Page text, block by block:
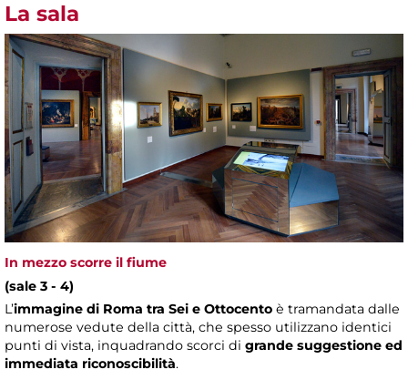
La sala
In mezzo scorre il fiume
(sale 3 - 4)
L’immagine di Roma tra Sei e Ottocento è tramandata dalle
numerose vedute della città, che spesso utilizzano identici
punti di vista, inquadrando scorci di grande suggestione ed
immediata riconoscibilità.